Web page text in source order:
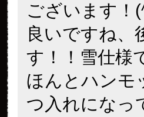
ございます！
良いですね、
す！！雪仕様
ほんとハンモ
つ入れにな